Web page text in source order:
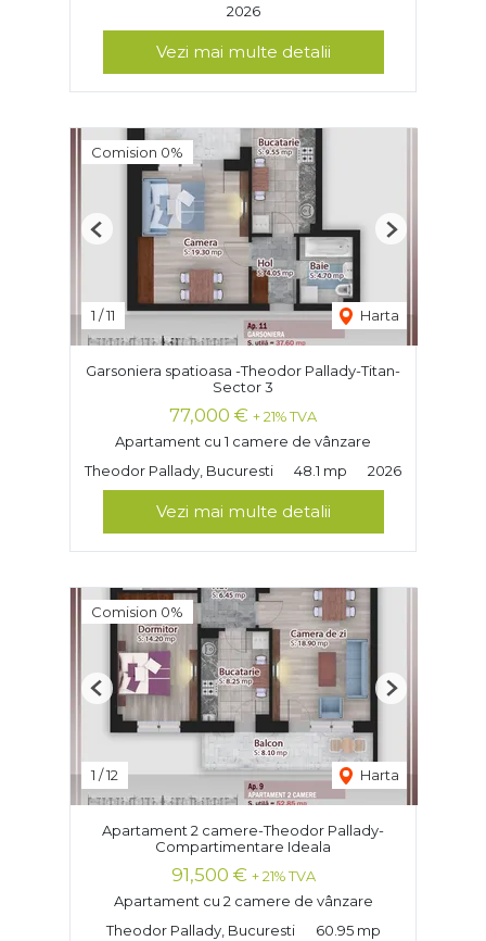
2026
Vezi mai multe detalii
Comision 0%
1 /11 Harta
Previous Next
Garsoniera spatioasa -Theodor Pallady-Titan-
Sector 3
77,000 € + 21% TVA
Apartament cu 1 camere de vânzare
Theodor Pallady, Bucuresti
48.1 mp 2026
Vezi mai multe detalii
Comision 0%
1 /12 Harta
Previous Next
Apartament 2 camere-Theodor Pallady-
Compartimentare Ideala
91,500 € + 21% TVA
Apartament cu 2 camere de vânzare
Theodor Pallady, Bucuresti
60.95 mp